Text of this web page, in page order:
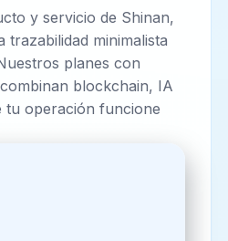
y servicio de Shinan,
trazabilidad minimalista
planes con
blockchain, IA
tu operación funcione